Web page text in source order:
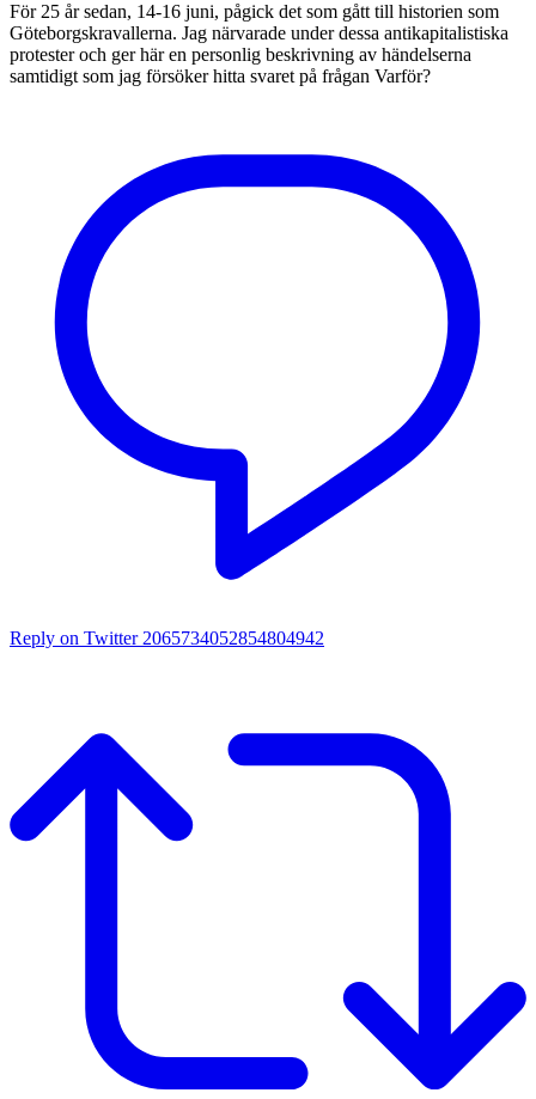
För 25 år sedan, 14-16 juni, pågick det som gått till historien som
Göteborgskravallerna. Jag närvarade under dessa antikapitalistiska
protester och ger här en personlig beskrivning av händelserna
samtidigt som jag försöker hitta svaret på frågan Varför?
Reply on Twitter 2065734052854804942